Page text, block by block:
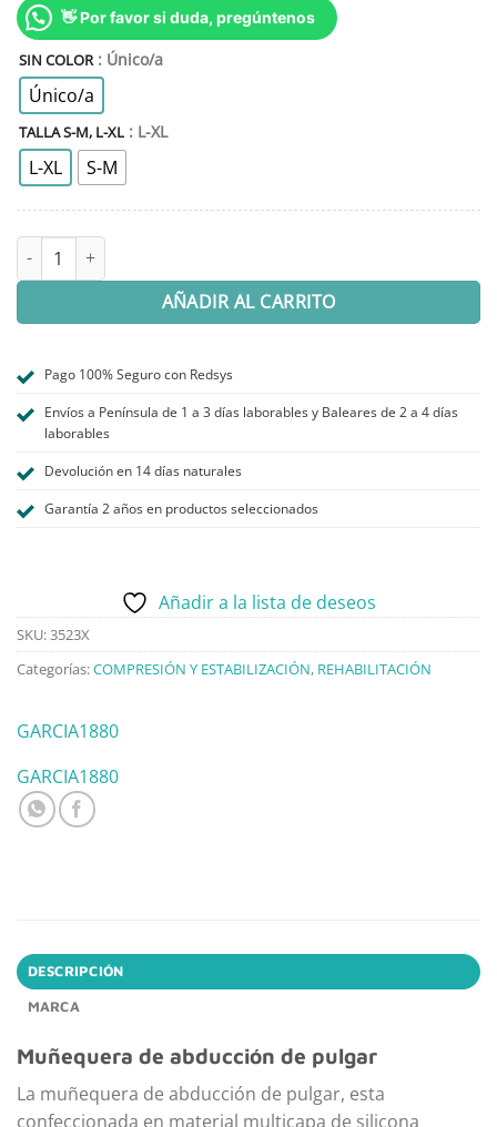
👋 Por favor si duda, pregúntenos
SIN COLOR : Único/a
Único/a
TALLA S-M, L-XL : L-XL
L-XL S-M
MUÑEQUERA ABDUCCIÓN DE PULGAR cantidad
AÑADIR AL CARRITO
Pago 100% Seguro con Redsys
Envíos a Península de 1 a 3 días laborables y Baleares de 2 a 4 días
laborables
Devolución en 14 días naturales
Garantía 2 años en productos seleccionados
Añadir a la lista de deseos
SKU:3523X
Categorías:COMPRESIÓN Y ESTABILIZACIÓN, REHABILITACIÓN
GARCIA1880
GARCIA1880
DESCRIPCIÓN
MARCA
Muñequera de abducción de pulgar
La muñequera de abducción de pulgar, esta
confeccionada en material multicapa de silicona